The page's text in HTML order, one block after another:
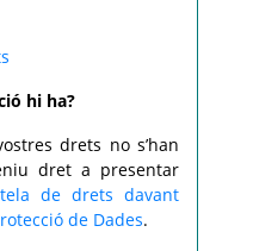
hi ha?
drets no s’han
dret a presentar
de drets davant
de Dades.